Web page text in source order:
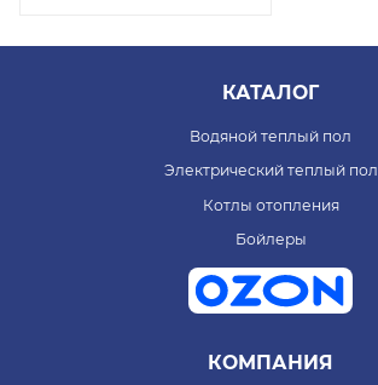
КАТАЛОГ
Водяной теплый пол
Электрический теплый пол
Котлы отопления
Бойлеры
КОМПАНИЯ